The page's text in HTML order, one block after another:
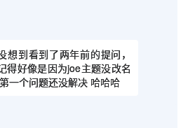
想到看到了两年前的提问，
得好像是因为joe主题没改名
一个问题还没解决 哈哈哈